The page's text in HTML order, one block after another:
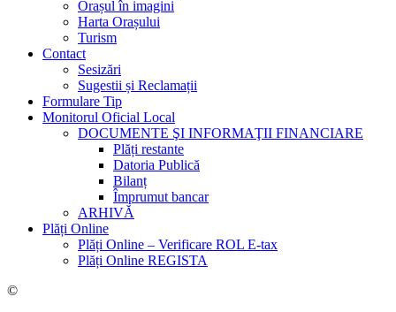
Orașul în imagini
Harta Orașului
Turism
Contact
Sesizări
Sugestii și Reclamații
Formulare Tip
Monitorul Oficial Local
DOCUMENTE ŞI INFORMAŢII FINANCIARE
Plăți restante
Datoria Publică
Bilanț
Împrumut bancar
ARHIVĂ
Plăți Online
Plăți Online – Verificare ROL E-tax
Plăți Online REGISTA
©